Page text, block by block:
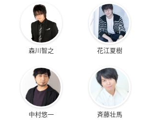
森川智之 花江夏樹
中村悠一 斉藤壮馬